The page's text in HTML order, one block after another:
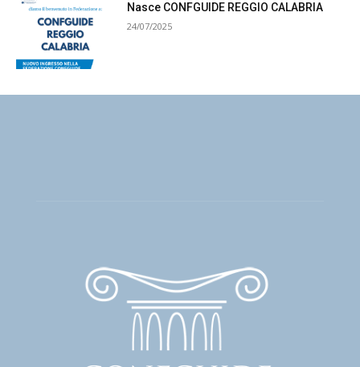
Nasce CONFGUIDE REGGIO CALABRIA
24/07/2025